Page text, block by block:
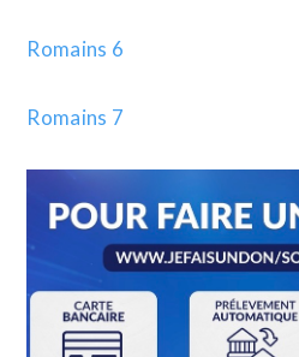
Romains 6
Romains 7